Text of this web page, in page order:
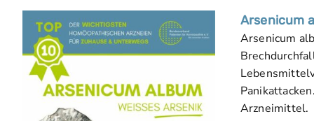
Arsenicum
Arsenicum
Arzneimittel.